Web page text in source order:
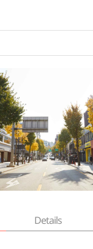
Details